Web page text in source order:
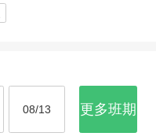
08/13 更多班期